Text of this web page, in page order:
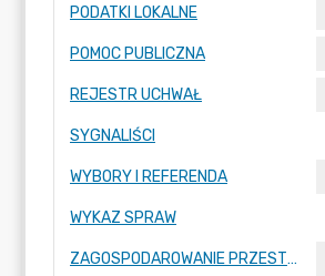
PODATKI LOKALNE
POMOC PUBLICZNA
REJESTR UCHWAŁ
SYGNALIŚCI
WYBORY I REFERENDA
WYKAZ SPRAW
ZAGOSPODAROWANIE PRZESTRZENNE